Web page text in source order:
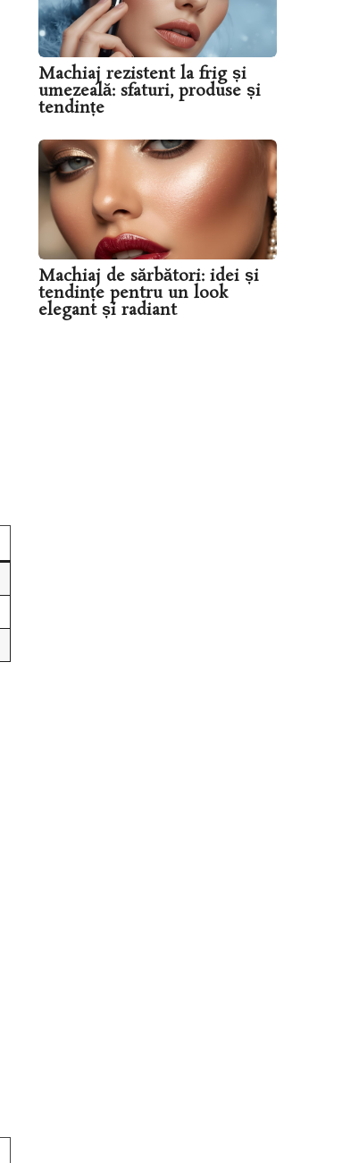
Machiaj rezistent la frig și
umezeală: sfaturi, produse și
tendințe
Machiaj de sărbători: idei și
tendințe pentru un look
elegant și radiant